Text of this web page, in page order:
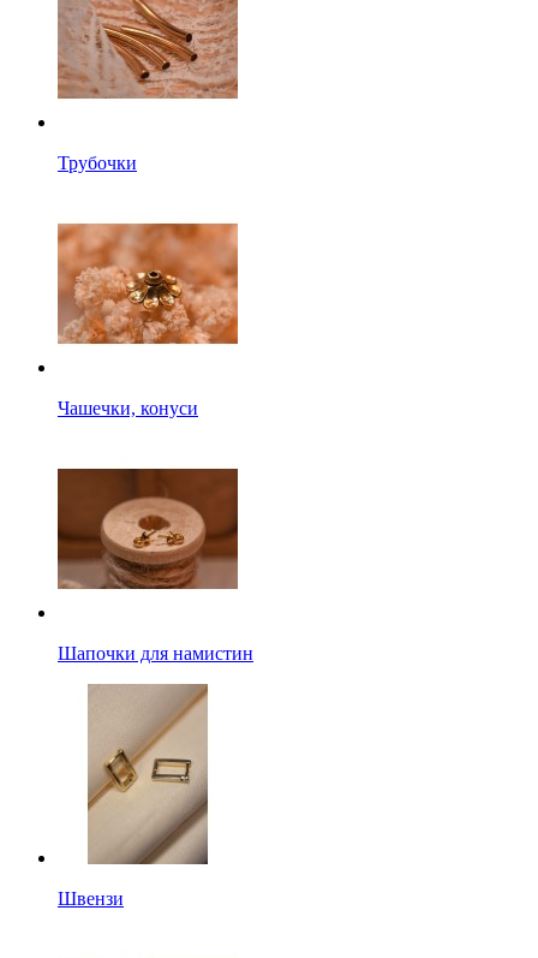
Трубочки
Чашечки, конуси
Шапочки для намистин
Швензи